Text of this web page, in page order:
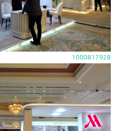
1000817928